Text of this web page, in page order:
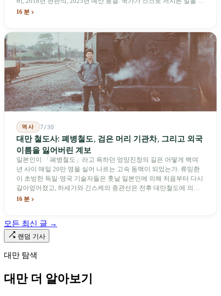
념하기 위해 스스로 세운 박물관. 계엄 해제 39년 동안 사법 재판을
16 분
역사 7/30
대만 철도사: 폐병철도, 검은 머리 기관차, 그리고 외국
이름을 잃어버린 계보
일본인이 「폐병철도」라고 욕하던 엉망진창의 길은 어떻게 백여
년 사이 매일 20만 명을 실어 나르는 고속 동맥이 되었는가. 류밍촨
이 초빙한 독일·영국 기술자들은 훗날 일본인에 의해 처음부터 다시
갈아엎어졌고, 하세가와 긴스케의 종관선은 전후 대만철도에 의해
이름과 번호가 바뀌었다. 세대마다 앞선 세대의 기록을 주석으로 밀
다. 마침내 푸유마·타로코 세대에 이르러서야 원주민 지명이 다시 철
로 위에 깔렸다.
16 분
모든 최신 글 →
랜덤 기사
대만 탐색
대만 더 알아보기